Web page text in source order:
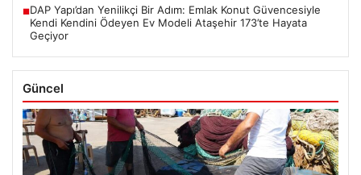
■DAP Yapı’dan Yenilikçi Bir Adım: Emlak Konut Güvencesiyle
Kendi Kendini Ödeyen Ev Modeli Ataşehir 173’te Hayata
Geçiyor
Güncel